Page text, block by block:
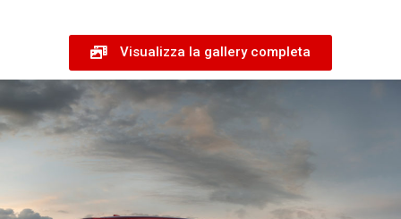
Visualizza la gallery completa